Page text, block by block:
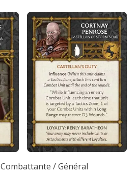
/ Général